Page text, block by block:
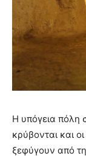
Η υπόγεια πόλη
κρύβονται και
ξεφύγουν από